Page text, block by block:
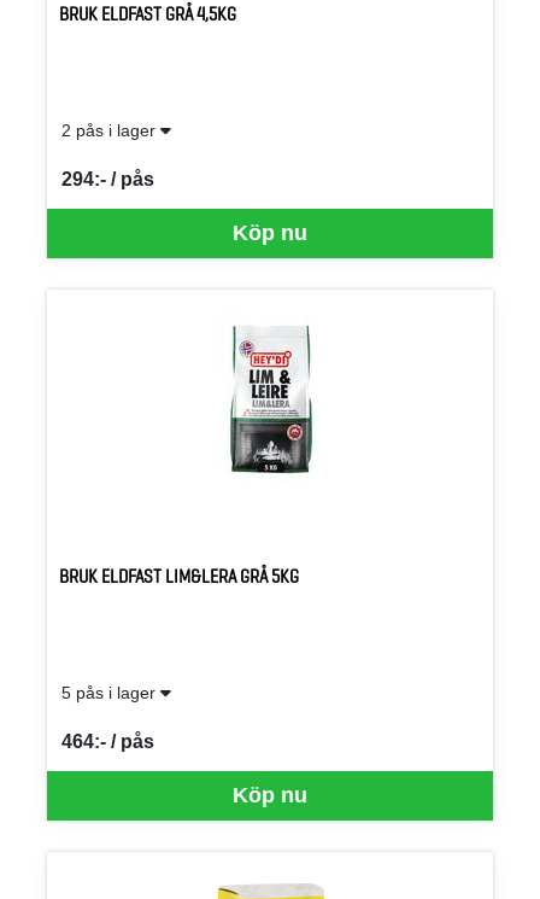
BRUK ELDFAST GRÅ 4,5KG
2 pås i lager
Köp nu
294:- / pås
SEK per PÅS
BRUK ELDFAST LIM&LERA GRÅ 5KG
5 pås i lager
Köp nu
464:- / pås
SEK per PÅS